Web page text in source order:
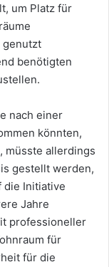
um Platz für
genutzt
benötigten
nach einer
könnten,
müsste allerdings
gestellt werden,
die Initiative
Jahre
professioneller
für
für die